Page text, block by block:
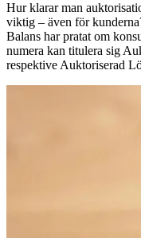
Hur klarar man
viktig – även för
Balans har pratat om
numera kan titulera sig
respektive Auktoriserad